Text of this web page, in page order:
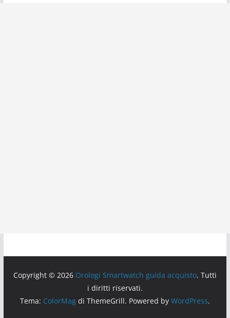
Copyright © 2026 Orologi Smartwatch guida acquisto. Tutti
i diritti riservati.
Tema: ColorMagdi ThemeGrill. Powered by WordPress.